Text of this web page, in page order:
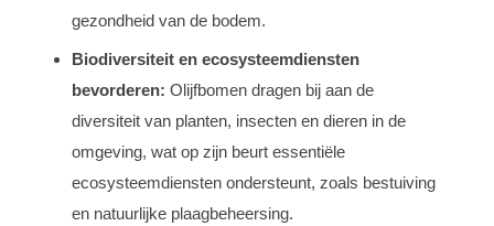
gezondheid van de bodem.
Biodiversiteit en ecosysteemdiensten
bevorderen: Olijfbomen dragen bij aan de
diversiteit van planten, insecten en dieren in de
omgeving, wat op zijn beurt essentiële
ecosysteemdiensten ondersteunt, zoals bestuiving
en natuurlijke plaagbeheersing.